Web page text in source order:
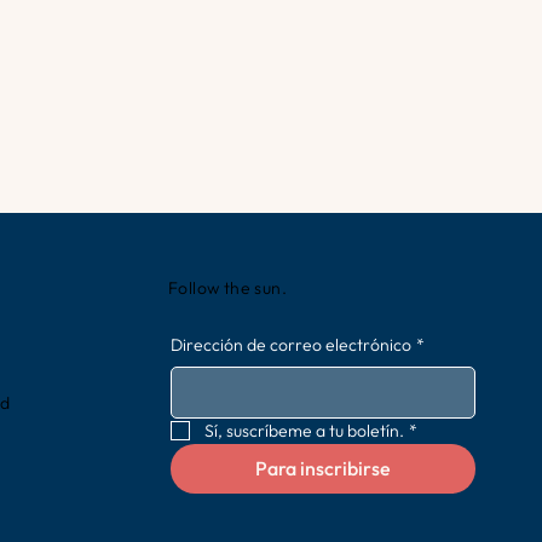
Follow the sun.
Dirección de correo electrónico *
Sí, suscríbeme a tu boletín. *
Para inscribirse